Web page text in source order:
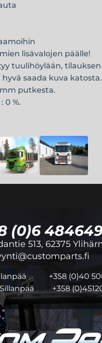
lisävalojen päälle!
tuulihöylään, tilauksen
hyvä saada kuva katosta.
putkesta.
0 %.
(0)6
513, 62375
+358 (0)40
+358